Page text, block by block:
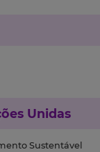
Unidas
Sustentável